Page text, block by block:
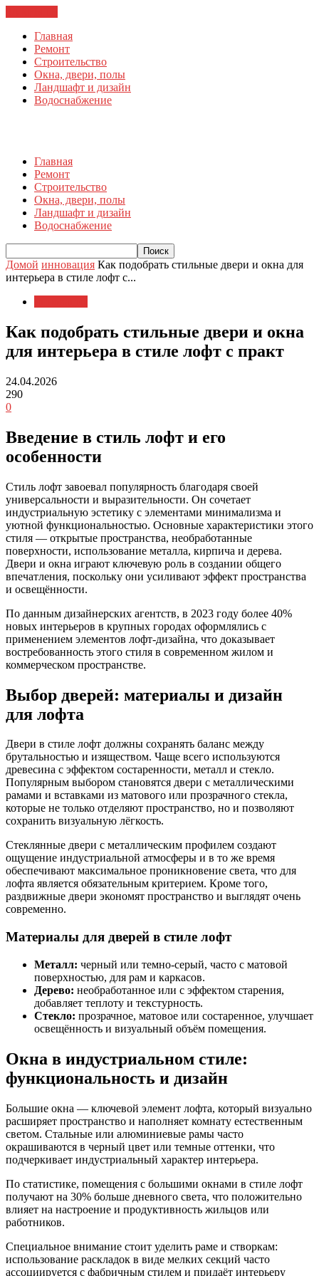
Главная
Ремонт
Строительство
Окна, двери, полы
Ландшафт и дизайн
Водоснабжение
Главная
Ремонт
Строительство
Окна, двери, полы
Ландшафт и дизайн
Водоснабжение
Домой инновация Как подобрать стильные двери и окна для
интерьера в стиле лофт с...
Как подобрать стильные двери и окна
для интерьера в стиле лофт с практ
24.04.2026
290
0
Введение в стиль лофт и его
особенности
Стиль лофт завоевал популярность благодаря своей
универсальности и выразительности. Он сочетает
индустриальную эстетику с элементами минимализма и
уютной функциональностью. Основные характеристики этого
стиля — открытые пространства, необработанные
поверхности, использование металла, кирпича и дерева.
Двери и окна играют ключевую роль в создании общего
впечатления, поскольку они усиливают эффект пространства
и освещённости.
По данным дизайнерских агентств, в 2023 году более 40%
новых интерьеров в крупных городах оформлялись с
применением элементов лофт-дизайна, что доказывает
востребованность этого стиля в современном жилом и
коммерческом пространстве.
Выбор дверей: материалы и дизайн
для лофта
Двери в стиле лофт должны сохранять баланс между
брутальностью и изяществом. Чаще всего используются
древесина с эффектом состаренности, металл и стекло.
Популярным выбором становятся двери с металлическими
рамами и вставками из матового или прозрачного стекла,
которые не только отделяют пространство, но и позволяют
сохранить визуальную лёгкость.
Стеклянные двери с металлическим профилем создают
ощущение индустриальной атмосферы и в то же время
обеспечивают максимальное проникновение света, что для
лофта является обязательным критерием. Кроме того,
раздвижные двери экономят пространство и выглядят очень
современно.
Материалы для дверей в стиле лофт
Металл: черный или темно-серый, часто с матовой
поверхностью, для рам и каркасов.
Дерево: необработанное или с эффектом старения,
добавляет теплоту и текстурность.
Стекло: прозрачное, матовое или состаренное, улучшает
освещённость и визуальный объём помещения.
Окна в индустриальном стиле:
функциональность и дизайн
Большие окна — ключевой элемент лофта, который визуально
расширяет пространство и наполняет комнату естественным
светом. Стальные или алюминиевые рамы часто
окрашиваются в черный цвет или темные оттенки, что
подчеркивает индустриальный характер интерьера.
По статистике, помещения с большими окнами в стиле лофт
получают на 30% больше дневного света, что положительно
влияет на настроение и продуктивность жильцов или
работников.
Специальное внимание стоит уделить раме и створкам:
использование раскладок в виде мелких секций часто
ассоциируется с фабричным стилем и придаёт интерьеру